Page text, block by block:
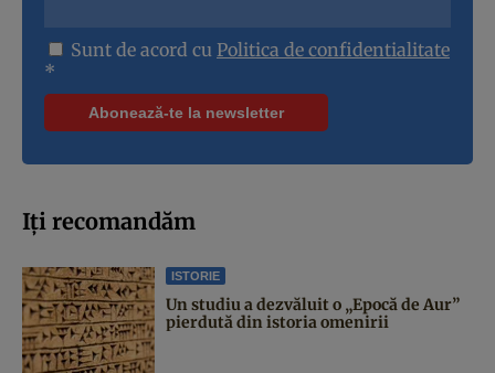
Sunt de acord cu Politica de confidentialitate
*
Iți recomandăm
ISTORIE
Un studiu a dezvăluit o „Epocă de Aur”
pierdută din istoria omenirii